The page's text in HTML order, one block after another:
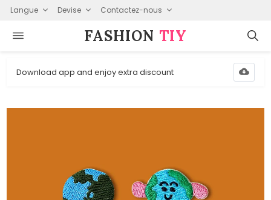
Langue Devise Contactez-nous
FASHION⁠ TIY
Download app and enjoy extra discount